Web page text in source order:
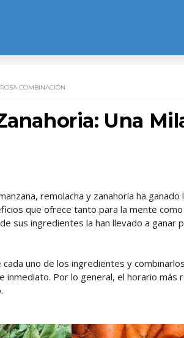
COMBINACIÓN
Una
remolacha y zanahoria ha ganado
que ofrece tanto para la mente
sus ingredientes la han llevado a ganar
uno de los ingredientes y
Por lo general, el horario más